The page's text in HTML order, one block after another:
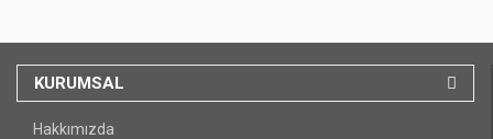
KURUMSAL
Hakkımızda